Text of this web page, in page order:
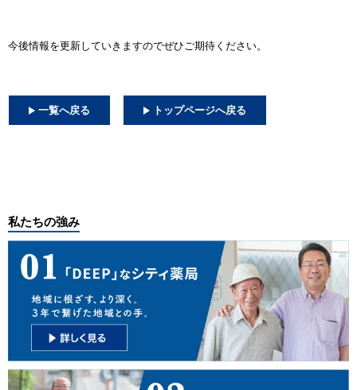
募集要項
今後情報を更新していきますのでぜひご期待ください。
一覧へ戻る トップページへ戻る
私たちの強み